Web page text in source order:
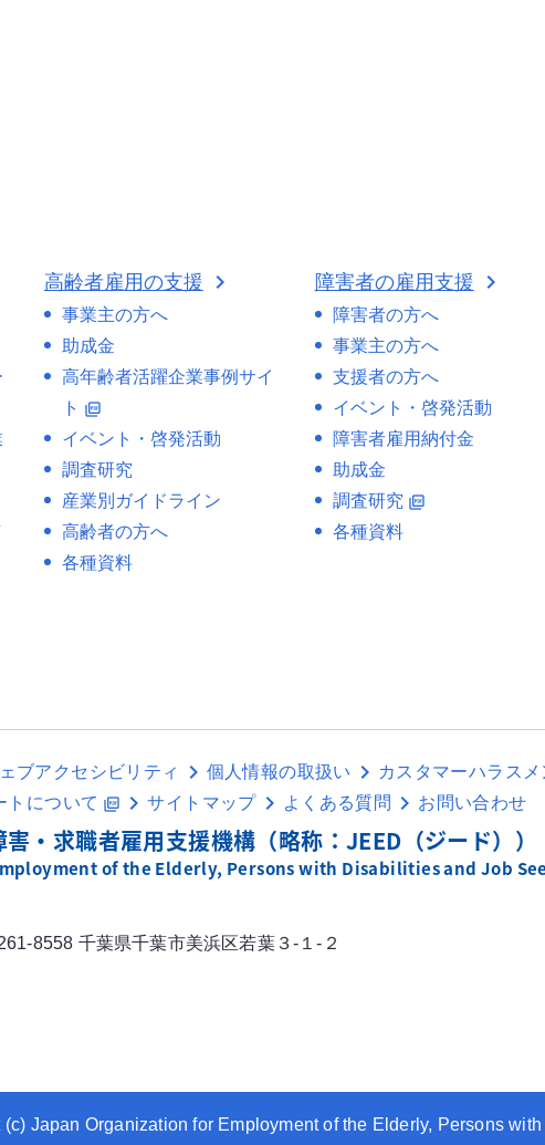
高齢者雇用の支援
事業主の方へ
助成金
高年齢者活躍企業事例サイ
ト picture_as_pdf
イベント・啓発活動
調査研究
産業別ガイドライン
高齢者の方へ
各種資料
障害者の雇用支援
障害者の方へ
事業主の方へ
支援者の方へ
イベント・啓発活動
障害者雇用納付金
助成金
調査研究 picture_as_pdf
各種資料
ブアクセシビリティ 個人情報の取扱い カスタマーハラス
トについて picture_as_pdf サイトマップ よくある質問 お問い合わせ
・求職者雇用支援機構（略称：JEED（ジード））
of the Elderly, Persons with Disabilities and Job
8558 千葉県千葉市美浜区若葉３-１-２
(c) Japan Organization for Employment of the Elderly, Persons